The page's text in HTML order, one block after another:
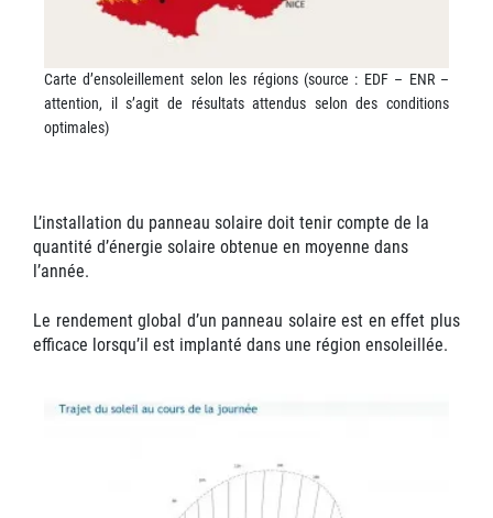
Carte d’ensoleillement selon les régions (source : EDF – ENR –
attention, il s’agit de résultats attendus selon des conditions
optimales)
L’installation du panneau solaire doit tenir compte de la
quantité d’énergie solaire obtenue en moyenne dans
l’année.
Le rendement global d’un panneau solaire est en effet plus
efficace lorsqu’il est implanté dans une région ensoleillée.